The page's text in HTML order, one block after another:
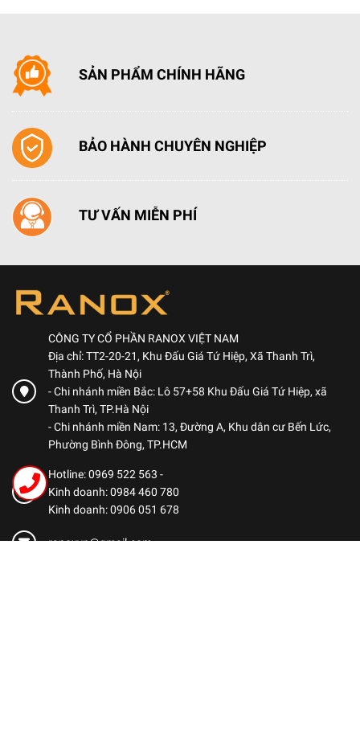
SẢN PHẨM CHÍNH HÃNG
BẢO HÀNH CHUYÊN NGHIỆP
TƯ VẤN MIỄN PHÍ
CÔNG TY CỔ PHẦN RANOX VIỆT NAM
Địa chỉ: TT2-20-21, Khu Đấu Giá Tứ Hiệp, Xã Thanh Trì,
Thành Phố, Hà Nội
- Chi nhánh miền Bắc: Lô 57+58 Khu Đấu Giá Tứ Hiệp, xã
Thanh Trì, TP.Hà Nội
- Chi nhánh miền Nam: 13, Đường A, Khu dân cư Bến Lức,
Phường Bình Đông, TP.HCM
Hotline: 0969 522 563 -
Kinh doanh: 0984 460 780
Kinh doanh: 0906 051 678
ranoxvn@gmail.com